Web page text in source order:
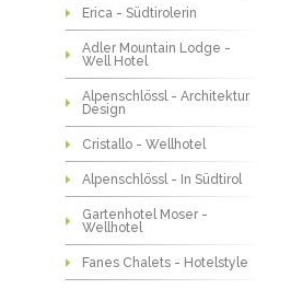
Erica - Südtirolerin
Adler Mountain Lodge -
Well Hotel
Alpenschlössl - Architektur
Design
Cristallo - Wellhotel
Alpenschlössl - In Südtirol
Gartenhotel Moser -
Wellhotel
Fanes Chalets - Hotelstyle